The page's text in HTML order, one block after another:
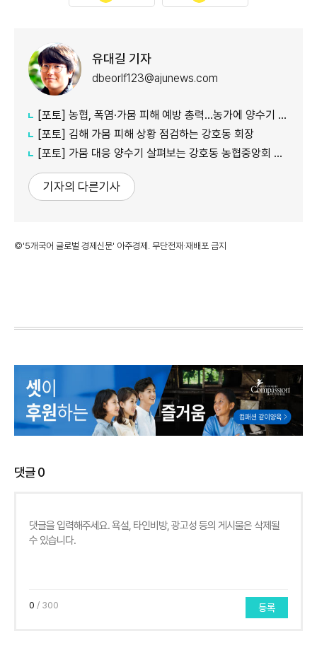
유대길 기자
dbeorlf123@ajunews.com
[포토] 농협, 폭염·가뭄 피해 예방 총력…농가에 양수기 지원
[포토] 김해 가뭄 피해 상황 점검하는 강호동 회장
[포토] 가뭄 대응 양수기 살펴보는 강호동 농협중앙회 회장
기자의 다른기사
©'5개국어 글로벌 경제신문' 아주경제. 무단전재·재배포 금지
댓글0
0 / 300 등록